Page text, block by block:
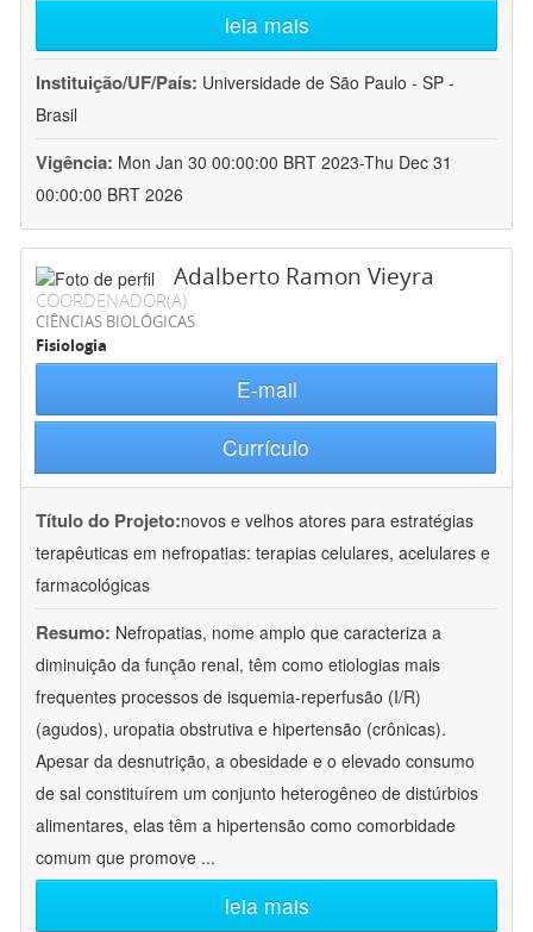
leia mais
Instituição/UF/País: Universidade de São Paulo - SP -
Brasil
Vigência: Mon Jan 30 00:00:00 BRT 2023-Thu Dec 31
00:00:00 BRT 2026
Adalberto Ramon Vieyra
COORDENADOR(A)
CIÊNCIAS BIOLÓGICAS
Fisiologia
E-mail
Currículo
Título do Projeto:novos e velhos atores para estratégias
terapêuticas em nefropatias: terapias celulares, acelulares e
farmacológicas
Resumo: Nefropatias, nome amplo que caracteriza a
diminuição da função renal, têm como etiologias mais
frequentes processos de isquemia-reperfusão (I/R)
(agudos), uropatia obstrutiva e hipertensão (crônicas).
Apesar da desnutrição, a obesidade e o elevado consumo
de sal constituírem um conjunto heterogêneo de distúrbios
alimentares, elas têm a hipertensão como comorbidade
comum que promove ...
leia mais